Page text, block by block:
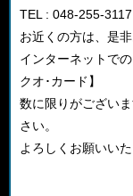
TEL : 048-255-3117
お近くの方は、是
インターネットで
クオ･カード】
数に限りがござい
さい。
よろしくお願いいた